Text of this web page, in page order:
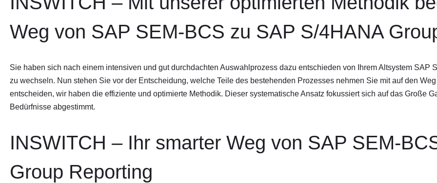
Weg von SAP SEM-BCS zu SAP S/4HANA
Sie haben sich nach einem intensiven und gut durchdachten Auswahlprozess dazu entschieden von Ihrem Altsystem SAP
zu wechseln. Nun stehen Sie vor der Entscheidung, welche Teile des bestehenden Prozesses nehmen Sie mit auf den
entscheiden, wir haben die effiziente und optimierte Methodik. Dieser systematische Ansatz fokussiert sich auf das Große
Bedürfnisse abgestimmt.
INSWITCH – Ihr smarter Weg von SAP SEM-
Group Reporting